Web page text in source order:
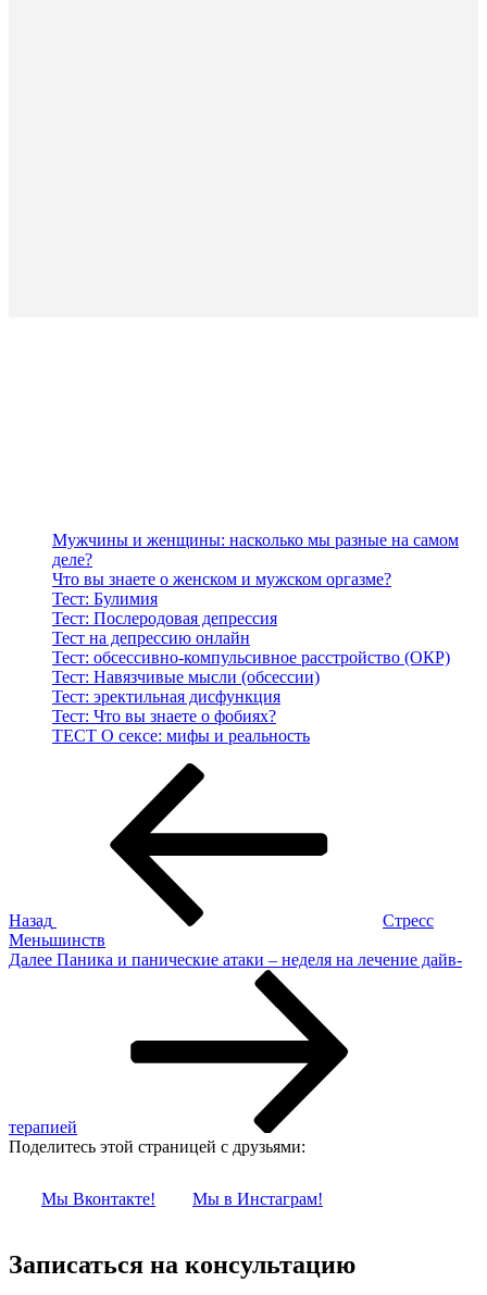
Мужчины и женщины: насколько мы разные на самом
деле?
Что вы знаете о женском и мужском оргазме?
Тест: Булимия
Тест: Послеродовая депрессия
Тест на депрессию онлайн
Тест: обсессивно-компульсивное расстройство (ОКР)
Тест: Навязчивые мысли (обсессии)
Тест: эректильная дисфункция
Тест: Что вы знаете о фобиях?
ТЕСТ О сексе: мифы и реальность
Назад
Стресс
Меньшинств
Следующая
Далее Паника и панические атаки – неделя на лечение дайв-
терапией
Поделитесь этой страницей с друзьями:
Мы Вконтакте! Мы в Инстаграм!
Записаться на консультацию